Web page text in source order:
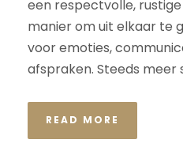
een respectvolle,
manier om uit elkaar te
voor emoties,
afspraken. Steeds meer
READ MORE